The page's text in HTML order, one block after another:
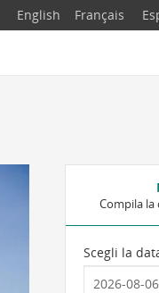
English Français
Compila la
Scegli la